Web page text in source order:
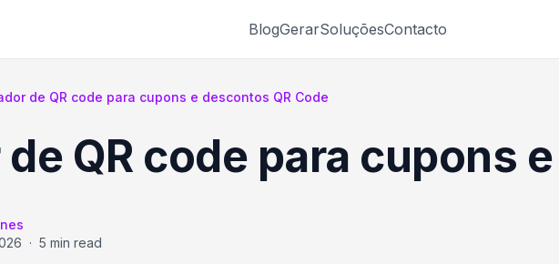
BlogGerarSoluçõesContacto
de QR code para cupons e descontos QR Code
QR code para cupons
· 5 min read